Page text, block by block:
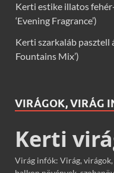
Kerti estike illatos
‘Evening Fragrance’)
Kerti szarkaláb pasztell
Fountains Mix’)
VIRÁGOK, VIRÁG
Kerti
Virág infók: Virág,